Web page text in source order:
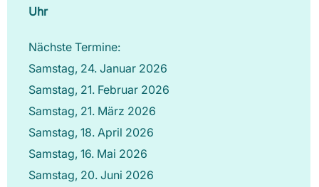
Uhr
Nächste Termine:
Samstag, 24. Januar 2026
Samstag, 21. Februar 2026
Samstag, 21. März 2026
Samstag, 18. April 2026
Samstag, 16. Mai 2026
Samstag, 20. Juni 2026